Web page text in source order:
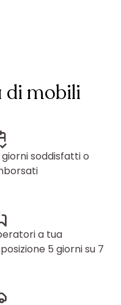
di mobili
giorni soddisfatti o
a tua
5 giorni su 7